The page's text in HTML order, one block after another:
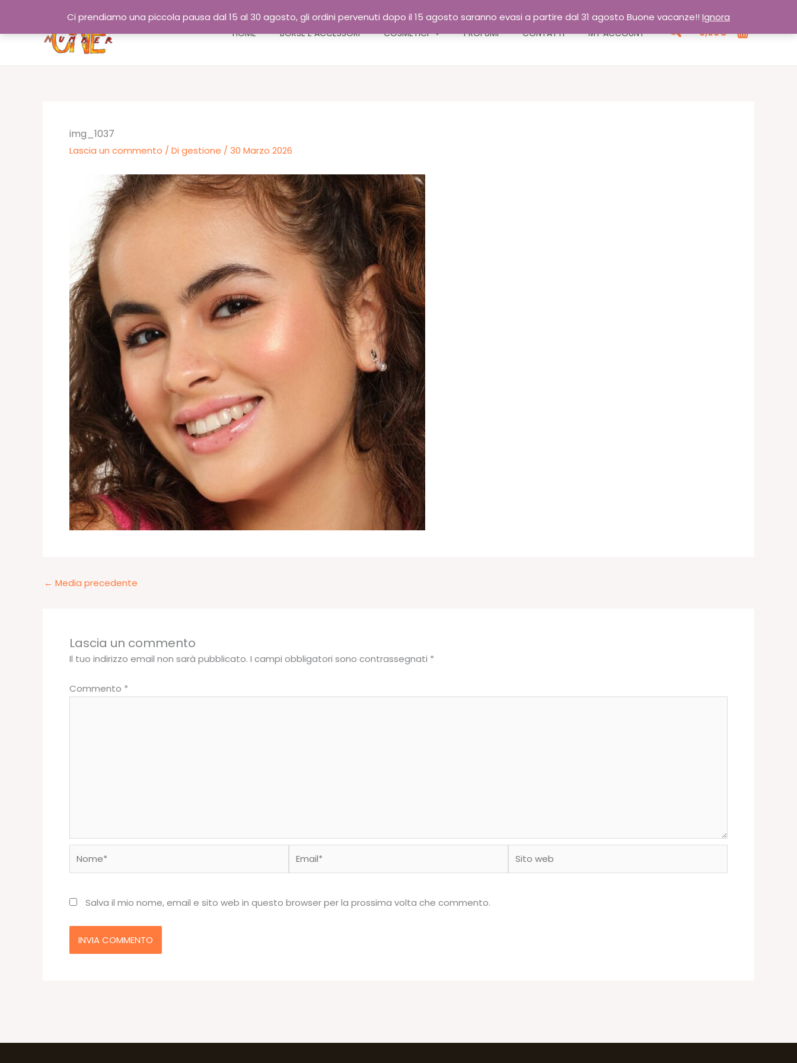
Ci prendiamo una piccola pausa dal 15 al 30 agosto, gli ordini pervenuti dopo il 15 agosto saranno evasi a partire dal 31 agosto Buone vacanze!! Ignora
contenuto
HOME BORSE E ACCESSORI COSMETICI PROFUMI CONTATTI MY ACCOUNT Cerca
0,00€
img_1037
Lascia un commento / Di gestione / 30 Marzo 2026
← Media precedente
Lascia un commento
Il tuo indirizzo email non sarà pubblicato. I campi obbligatori sono contrassegnati *
Commento *
Salva il mio nome, email e sito web in questo browser per la prossima volta che commento.